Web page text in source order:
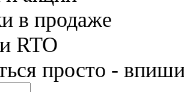
в продаже
RTO
просто -